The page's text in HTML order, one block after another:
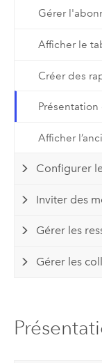
Gérer
Afficher le
Créer des
Afficher
Configurer
Inviter des
Gérer les
Gérer les